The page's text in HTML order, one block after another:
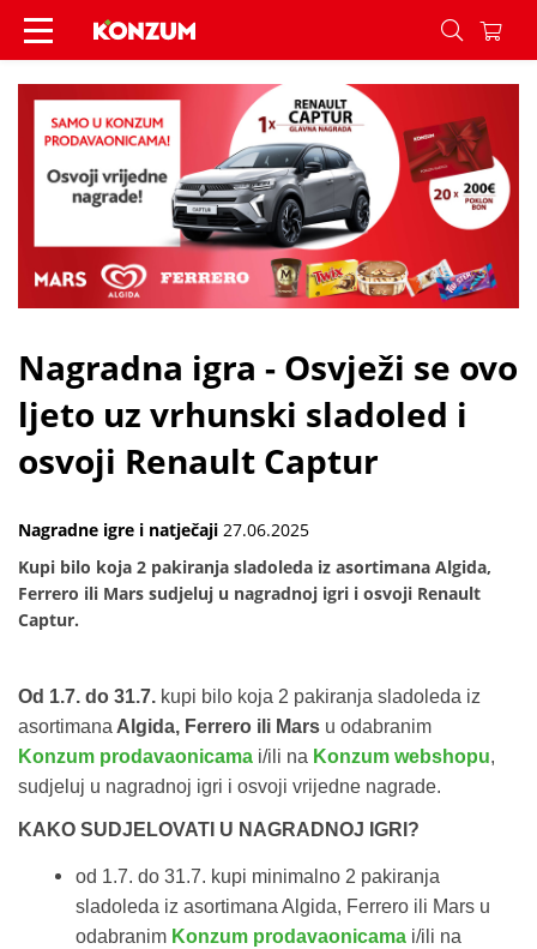
Nagradna igra - Osvježi se ovo ljeto uz
Nagradna igra - Osvježi se ovo
ljeto uz vrhunski sladoled i
osvoji Renault Captur
Nagradne igre i natječaji 27.06.2025
Kupi bilo koja 2 pakiranja sladoleda iz asortimana Algida,
Ferrero ili Mars sudjeluj u nagradnoj igri i osvoji Renault
Captur.
Od 1.7. do 31.7. kupi bilo koja 2 pakiranja sladoleda iz
asortimana Algida, Ferrero ili Mars u odabranim
Konzum prodavaonicama i/ili na Konzum webshopu,
sudjeluj u nagradnoj igri i osvoji vrijedne nagrade.
KAKO SUDJELOVATI U NAGRADNOJ IGRI?
od 1.7. do 31.7. kupi minimalno 2 pakiranja
sladoleda iz asortimana Algida, Ferrero ili Mars u
odabranim Konzum prodavaonicama i/ili na